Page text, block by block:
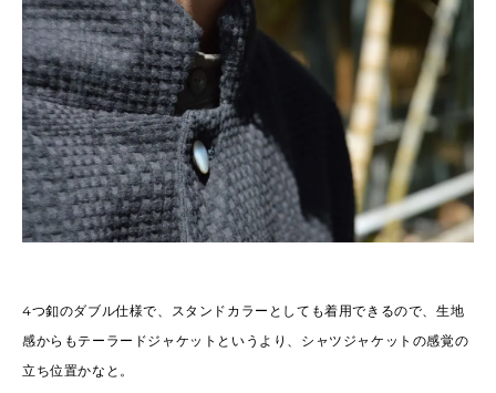
4つ釦のダブル仕様で、スタンドカラーとしても着用できるので、生地
感からもテーラードジャケットというより、シャツジャケットの感覚の
立ち位置かなと。